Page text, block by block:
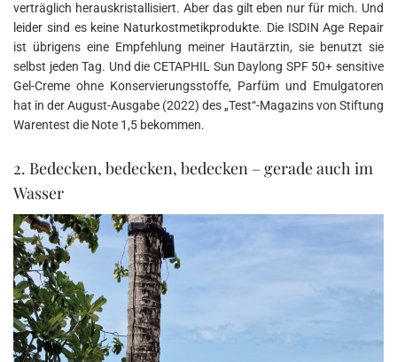
verträglich herauskristallisiert. Aber das gilt eben nur für mich. Und
leider sind es keine Naturkostmetikprodukte. Die ISDIN Age Repair
ist übrigens eine Empfehlung meiner Hautärztin, sie benutzt sie
selbst jeden Tag. Und die CETAPHIL Sun Daylong SPF 50+ sensitive
Gel-Creme ohne Konservierungsstoffe, Parfüm und Emulgatoren
hat in der August-Ausgabe (2022) des „Test“-Magazins von Stiftung
Warentest die Note 1,5 bekommen.
2. Bedecken, bedecken, bedecken – gerade auch im
Wasser